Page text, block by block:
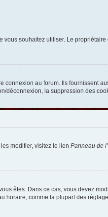
souhaitez utiliser. Le
au forum. Ils fournissent
déconnexion, la suppression des
modifier, visitez le lien Panneau de
êtes. Dans ce cas, vous devez
comme la plupart des